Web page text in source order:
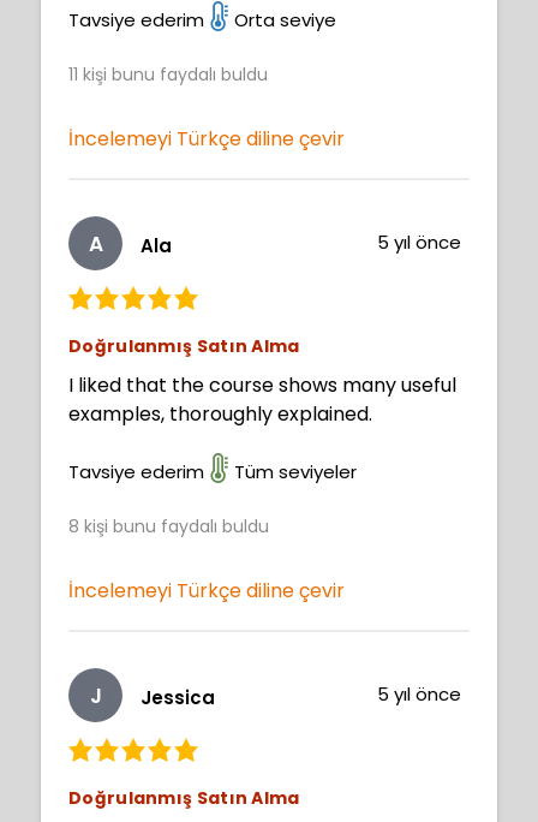
shade in Procreate. Because Aveline does
this an Intermediate Level Course. I am
Basics. This class exceeds in its ability to
Tavsiye ederim Orta seviye
11 kişi bunu faydalı buldu
İncelemeyi Türkçe diline çevir
A Ala 5 yıl önce
Doğrulanmış Satın Alma
I liked that the course shows many useful
examples, thoroughly explained.
Tavsiye ederim Tüm seviyeler
8 kişi bunu faydalı buldu
İncelemeyi Türkçe diline çevir
J Jessica 5 yıl önce
Doğrulanmış Satın Alma